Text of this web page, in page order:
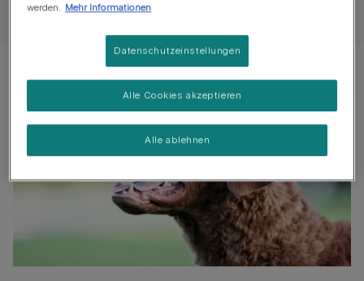
werden. Mehr Informationen
Datenschutzeinstellungen
Alle ablehnen
Alle Cookies akzeptieren